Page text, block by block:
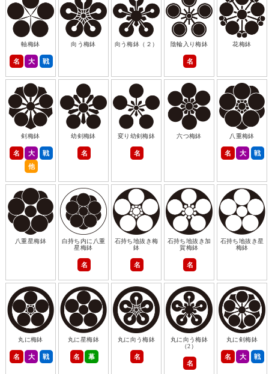
軸梅鉢
名 大 戦
向う梅鉢 向う梅鉢（２） 陰輪入り梅鉢
名
花梅鉢
剣梅鉢
名 大
戦
他
幼剣梅鉢
名
変り幼剣梅鉢
名
六つ梅鉢 八重梅鉢
名 大 戦
八重星梅鉢
白持ち内に八重
星梅鉢
名
石持ち地抜き梅
鉢
名
石持ち地抜き加
賀梅鉢
名
石持ち地抜き星
梅鉢
丸に梅鉢
名 大 戦
丸に星梅鉢
名 幕
丸に向う梅鉢
名
丸に向う梅鉢
（2）
名
丸に剣梅鉢
名 大 戦